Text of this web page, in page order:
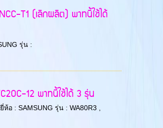
T1 (เลิกผลิต) พาทนี้ใช้ได้
รุ่น :
12 พาทนี้ใช้ได้ 3 รุ่น
อ : SAMSUNG รุ่น : WA80R3 ,